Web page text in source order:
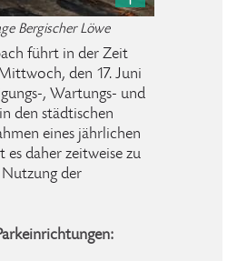
Bergischer Löwe
führt in der Zeit
den 17. Juni
, Wartungs- und
den städtischen
eines jährlichen
es daher zeitweise zu
Nutzung der